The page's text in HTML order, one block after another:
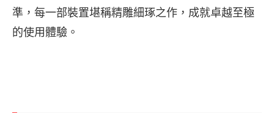
準，每一部裝置堪稱精雕細琢之作，成就卓越至極
的使用體驗。